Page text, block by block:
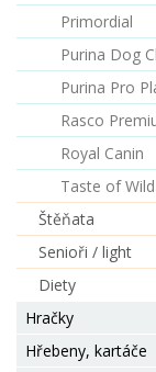
Primordial
Purina Dog
Purina Pro
Rasco
Royal Canin
Taste of Wild
Štěňata
Senioři / light
Diety
Hračky
Hřebeny, kartáče